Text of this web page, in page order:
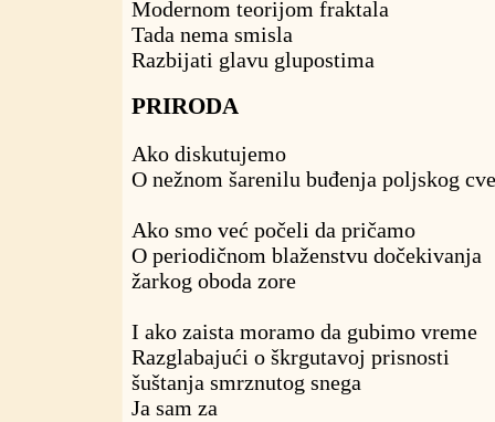
Modernom teorijom fraktala
Tada nema smisla
Razbijati glavu glupostima
PRIRODA
Ako diskutujemo
O nežnom šarenilu buđenja poljskog
Ako smo već počeli da pričamo
O periodičnom blaženstvu dočekivanja
žarkog oboda zore
I ako zaista moramo da gubimo vreme
Razglabajući o škrgutavoj prisnosti
šuštanja smrznutog snega
Ja sam za